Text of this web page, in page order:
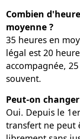
Combien
moyenne ?
35 heures en
légal est 20
accompagnée,
souvent.
Peut-on
Oui. Depuis le
transfert ne peut